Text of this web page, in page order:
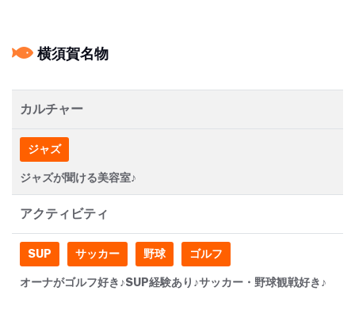
横須賀名物
カルチャー
ジャズ
ジャズが聞ける美容室♪
アクティビティ
SUP サッカー 野球 ゴルフ
オーナがゴルフ好き♪SUP経験あり♪サッカー・野球観戦好き♪